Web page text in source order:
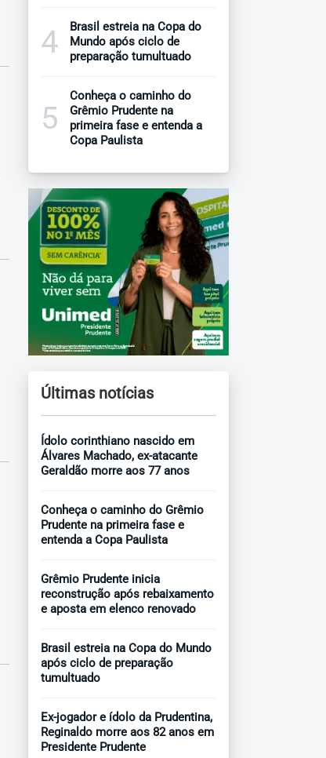
4
Brasil estreia na Copa do
Mundo após ciclo de
preparação tumultuado
5
Conheça o caminho do
Grêmio Prudente na
primeira fase e entenda a
Copa Paulista
Últimas notícias
Ídolo corinthiano nascido em
Álvares Machado, ex-atacante
Geraldão morre aos 77 anos
Conheça o caminho do Grêmio
Prudente na primeira fase e
entenda a Copa Paulista
Grêmio Prudente inicia
reconstrução após rebaixamento
e aposta em elenco renovado
Brasil estreia na Copa do Mundo
após ciclo de preparação
tumultuado
Ex-jogador e ídolo da Prudentina,
Reginaldo morre aos 82 anos em
Presidente Prudente